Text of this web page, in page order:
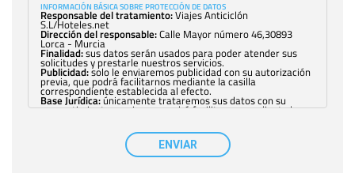
INFORMACIÓN BÁSICA SOBRE PROTECCIÓN DE DATOS
Responsable del tratamiento:Viajes Anticiclón
S.L/Hoteles.net
Dirección del responsable:Calle Mayor número 46,30893
Lorca - Murcia
Finalidad:sus datos serán usados para poder atender sus
solicitudes y prestarle nuestros servicios.
Publicidad:solo le enviaremos publicidad con su autorización
previa, que podrá facilitarnos mediante la casilla
correspondiente establecida al efecto.
Base Jurídica:únicamente trataremos sus datos con su
consentimiento previo, que podrá facilitarnos mediante la
con carácter general, sólo el personal de
nuestra entidad que esté debidamente autorizado podrá
tener conocimiento de la información que le pedimos. No se
comunicarán datos a terceros.
ENVIAR